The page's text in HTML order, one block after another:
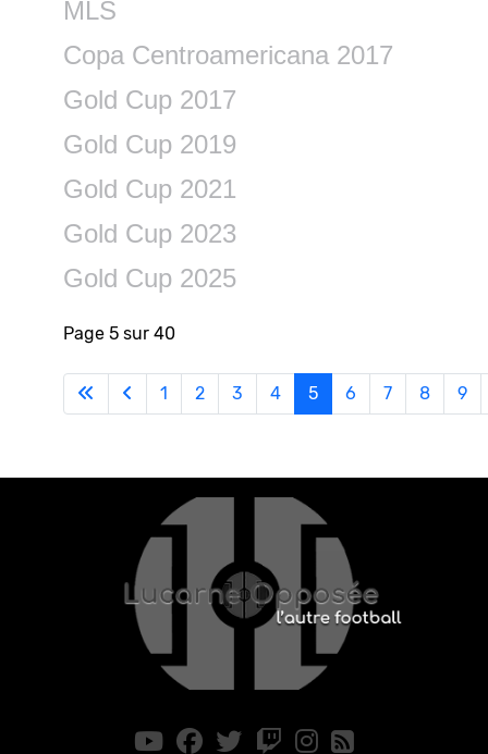
MLS
Copa Centroamericana 2017
Gold Cup 2017
Gold Cup 2019
Gold Cup 2021
Gold Cup 2023
Gold Cup 2025
Page 5 sur 40
1 2 3 4 5 6 7 8 9